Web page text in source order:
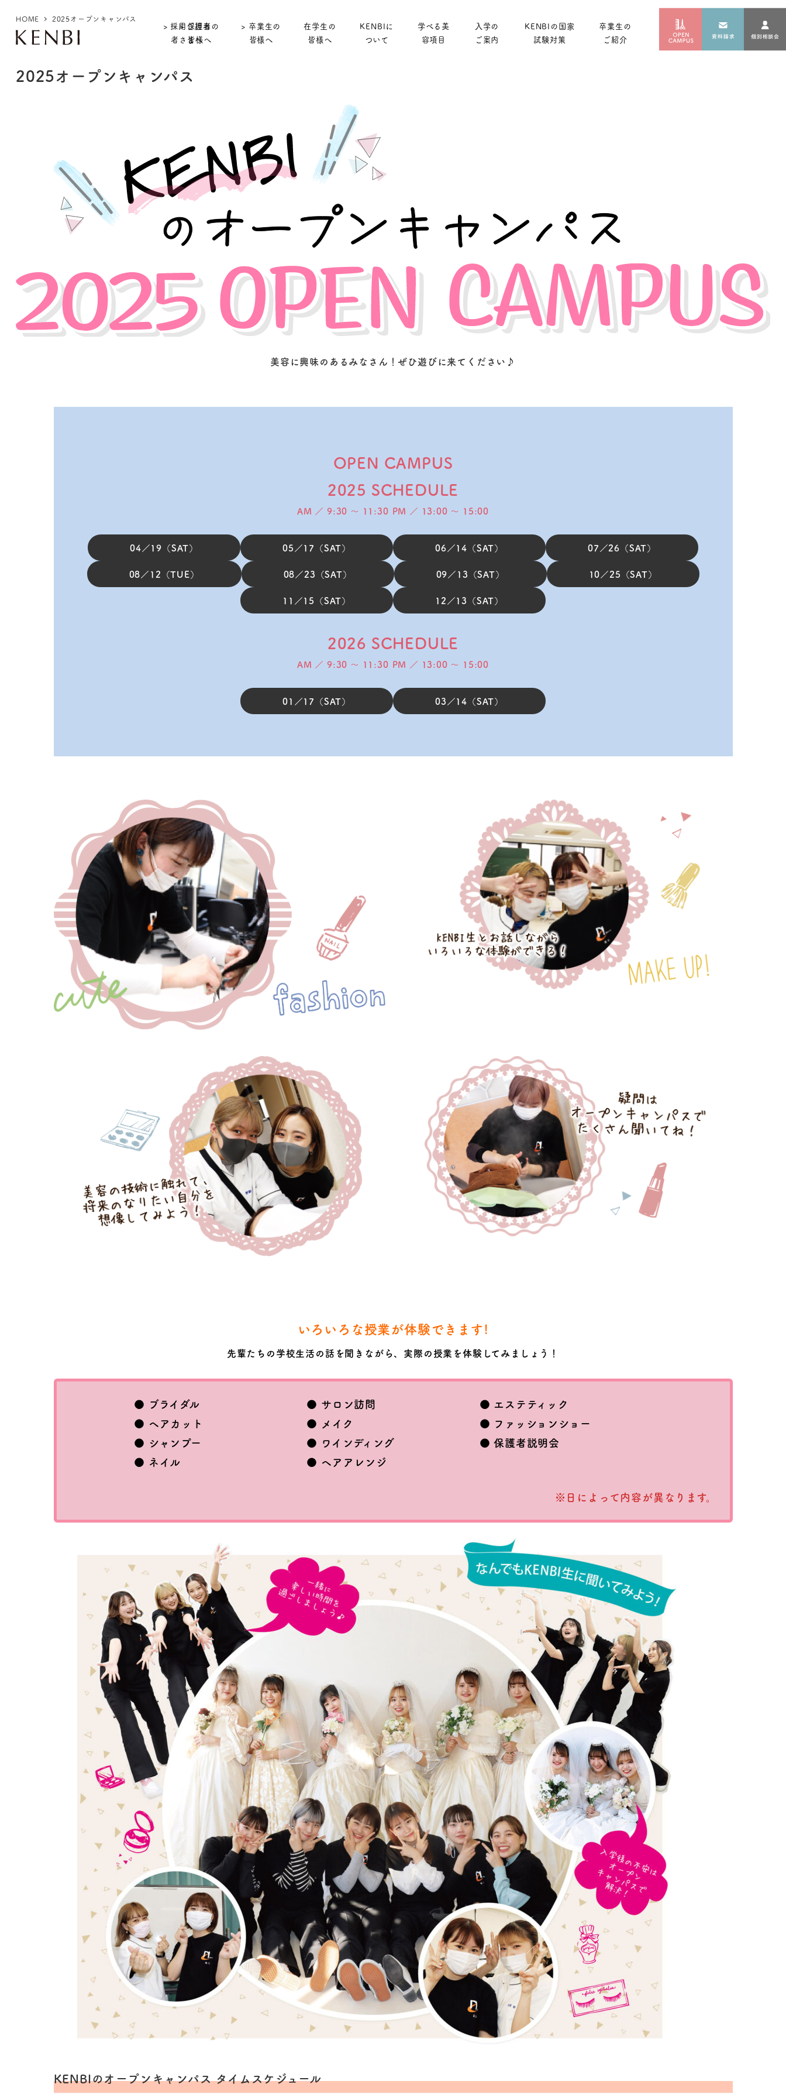
> 採用ご担当
者さまへ
> 保護者の
皆様へ
> 卒業生の
皆様へ
在学生の
皆様へ
KENBIに
ついて
学べる美
容項目
入学の
ご案内
KENBIの国家
試験対策
卒業生の
ご紹介
HOME 2025オープンキャンパス
2025オープンキャンパス
美容に興味のあるみなさん！ぜひ遊びに来てください♪
OPEN CAMPUS
2025 SCHEDULE
AM ／ 9:30 ～ 11:30 PM ／ 13:00 ～ 15:00
04／19（SAT） 05／17（SAT） 06／14（SAT） 07／26（SAT）
08／12（TUE） 08／23（SAT） 09／13（SAT） 10／25（SAT）
11／15（SAT） 12／13（SAT）
2026 SCHEDULE
AM ／ 9:30 ～ 11:30 PM ／ 13:00 ～ 15:00
01／17（SAT） 03／14（SAT）
いろいろな授業が体験できます!
先輩たちの学校生活の話を聞きながら、実際の授業を体験してみましょう！
● ブライダル
● ヘアカット
● シャンプー
● ネイル
● サロン訪問
● メイク
● ワインディング
● ヘアアレンジ
● エステティック
● ファッションショー
●保護者説明会
※日によって内容が異なります。
KENBIのオープンキャンパス タイムスケジュール